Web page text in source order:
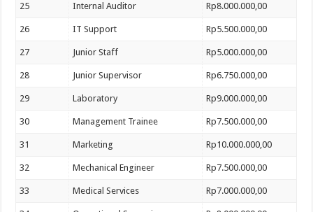
25 Internal Auditor Rp8.000.000,00
26 IT Support Rp5.500.000,00
27 Junior Staff Rp5.000.000,00
28 Junior Supervisor Rp6.750.000,00
29 Laboratory Rp9.000.000,00
30 Management Trainee Rp7.500.000,00
31 Marketing Rp10.000.000,00
32 Mechanical Engineer Rp7.500.000,00
33 Medical Services Rp7.000.000,00